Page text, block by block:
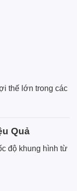
thế lớn trong các
Quả
độ khung hình từ